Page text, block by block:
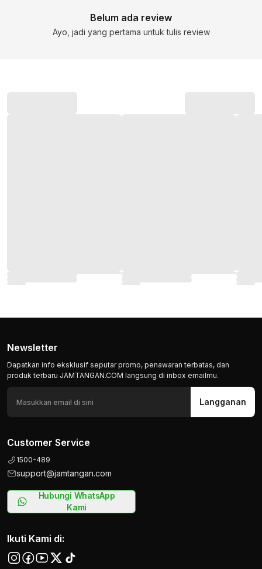
Newsletter
Dapatkan info eksklusif seputar promo, penawaran terbatas, dan
produk terbaru JAMTANGAN.COM langsung di inbox emailmu.
Langganan
Customer Service
1500-489
support@jamtangan.com
Hubungi WhatsApp
Kami
Ikuti Kami di:
Belum ada review
Ayo, jadi yang pertama untuk tulis review